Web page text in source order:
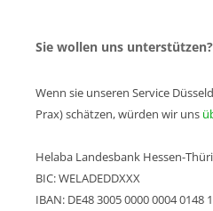
Sie wollen uns unterstützen?
Wenn sie unseren Service
Prax) schätzen, würden wir uns
Helaba Landesbank Hessen-
BIC: WELADEDDXXX
IBAN: DE48 3005 0000 0004 0148